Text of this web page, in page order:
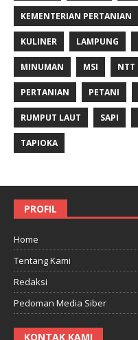
KEMENTERIAN PERTANIAN
KULINER LAMPUNG
MINUMAN MSI NTT
PERTANIAN PETANI
RUMPUT LAUT SAPI
TAPIOKA
PROFIL
Home
Tentang Kami
Redaksi
Pedoman Media Siber
KONTAK KAMI